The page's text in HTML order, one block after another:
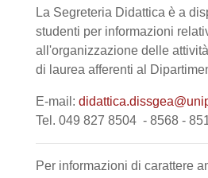
La Segreteria Didattica è a
studenti per informazioni
all'organizzazione delle
di laurea afferenti al
E-mail:
Tel. 049 827 8504 - 8568 -
Per informazioni di carattere